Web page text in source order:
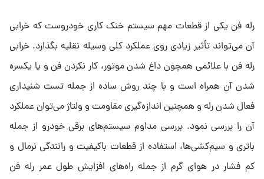
رله فن یکی از قطعات مهم سیستم خنک کاری خودروست که خرابی
آن می‌تواند تأثیر زیادی روی عملکرد کلی وسیله نقلیه بگذارد. خرابی
رله فن با علائمی همچون داغ شدن موتور، کار نکردن فن و یا یکسره
شدن آن همراه است و با چند روش ساده از جمله تست شنیداری
فعال شدن رله و همچنین اندازه‌گیری مقاومت و ولتاژ می‌توان عملکرد
آن را بررسی نمود. بررسی مداوم سیستم‌های برقی خودرو از جمله
باتری و سیم‌کشی‌ها، استفاده از قطعات باکیفیت و رانندگی نرمال و
کم فشار در هوای گرم از جمله راه‌های افزایش طول عمر رله فن